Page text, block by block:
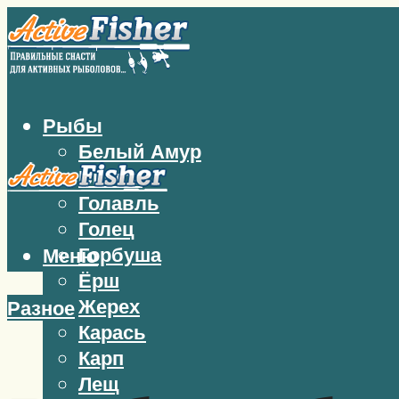
Рыбы
Белый Амур
Бычок
Голавль
Голец
Горбуша
Ёрш
Жерех
Карась
Карп
Лещ
Меню
Разное